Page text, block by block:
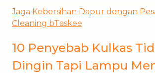
Jaga Kebersihan Dapur dengan
Cleaning bTaskee
10 Penyebab Kulkas
Dingin Tapi Lampu